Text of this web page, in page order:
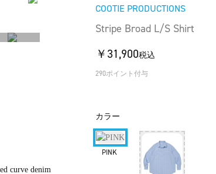
COOTIE PRODUCTIONS
Stripe Broad L/S Shirt
￥31,900税込
290ポイント付与
カラー
PINK